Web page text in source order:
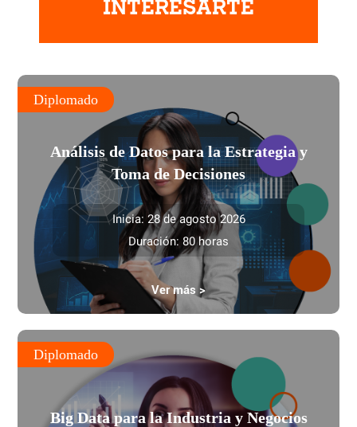
INTERESARTE
Análisis de Datos para la Estrategia y
Toma de Decisiones
Inicia: 28 de agosto 2026
Duración: 80 horas
Ver más >
Diplomado
Big Data para la Industria y Negocios
Diplomado